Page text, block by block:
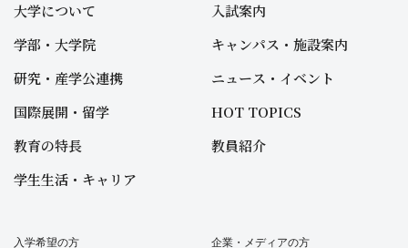
大学について
学部・大学院
研究・産学公連携
国際展開・留学
教育の特長
学生生活・キャリア
入試案内
キャンパス・施設案内
ニュース・イベント
HOT TOPICS
教員紹介
入学希望の方 企業・メディアの方